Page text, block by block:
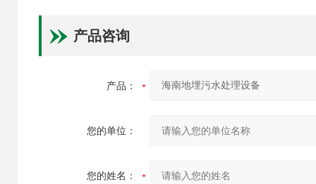
产品咨询
产品：
您的单位：
您的姓名：